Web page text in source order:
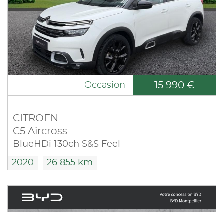
Occasion 15 990 €
CITROEN
C5 Aircross
BlueHDi 130ch S&S Feel
2020 26 855 km